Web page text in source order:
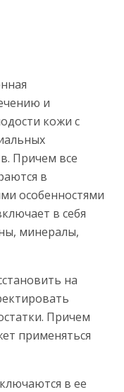
и
кожи с
Причем все
в
особенностями
в себя
минералы,
на
Причем
применяться
в ее